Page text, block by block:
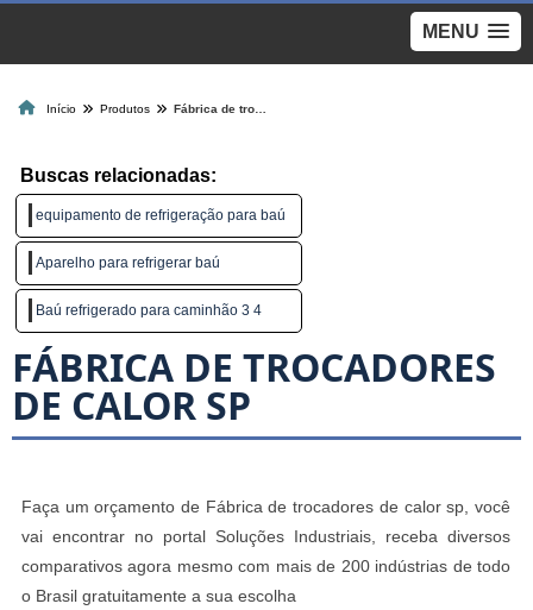
MENU
Início Produtos
Buscas relacionadas:
equipamento de refrigeração para baú
Aparelho para refrigerar baú
Baú refrigerado para caminhão 3 4
FÁBRICA DE TROCADORES
DE CALOR SP
Faça um orçamento de Fábrica de trocadores de calor sp, você
vai encontrar no portal Soluções Industriais, receba diversos
comparativos agora mesmo com mais de 200 indústrias de todo
o Brasil gratuitamente a sua escolha